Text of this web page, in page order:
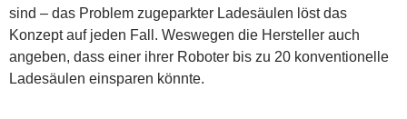
sind – das Problem zugeparkter Ladesäulen löst das
Konzept auf jeden Fall. Weswegen die Hersteller auch
angeben, dass einer ihrer Roboter bis zu 20 konventionelle
Ladesäulen einsparen könnte.